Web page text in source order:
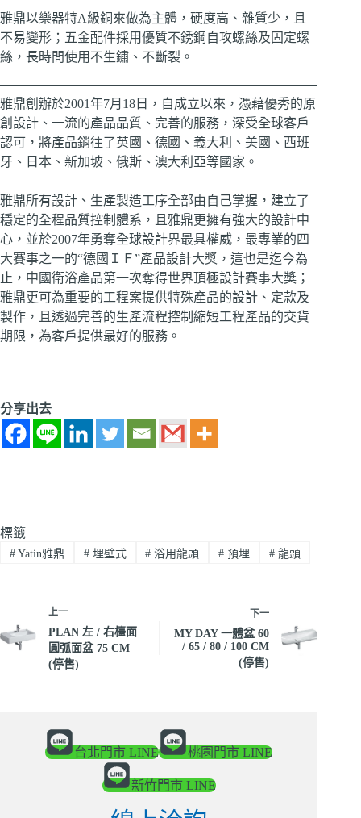
雅鼎以樂器特A級銅來做為主體，硬度高、雜質少，且
不易變形；五金配件採用優質不銹鋼自攻螺絲及固定螺
絲，長時間使用不生鏽、不斷裂。
雅鼎創辦於2001年7月18日，自成立以來，憑藉優秀的原
創設計、一流的產品品質、完善的服務，深受全球客戶
認可，將產品銷往了英國、德國、義大利、美國、西班
牙、日本、新加坡、俄斯、澳大利亞等國家。
雅鼎所有設計、生產製造工序全部由自己掌握，建立了
穩定的全程品質控制體系，且雅鼎更擁有強大的設計中
心，並於2007年勇奪全球設計界最具權威，最專業的四
大賽事之一的“德國ＩＦ”產品設計大獎，這也是迄今為
止，中國衛浴產品第一次奪得世界頂極設計賽事大獎；
雅鼎更可為重要的工程案提供特殊產品的設計、定款及
製作，且透過完善的生產流程控制縮短工程產品的交貨
期限，為客戶提供最好的服務。
分享出去
標籤
#Yatin雅鼎 #埋壁式 # 浴用龍頭 # 預埋 # 龍頭
上一
PLAN 左 / 右檯面
圓弧面盆 75 CM
(停售)
下一
MY DAY 一體盆 60
/ 65 / 80 / 100 CM
(停售)
台北門市 LINE 桃園門市 LINE
新竹門市 LINE